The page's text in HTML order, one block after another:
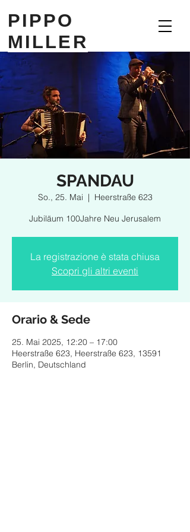
PIPPO
MILLER
SPANDAU
So., 25. Mai
  |
Heerstraße 623
Jubiläum 100Jahre Neu Jerusalem
La registrazione è stata chiusa
Scopri gli altri eventi
Orario & Sede
25. Mai 2025, 12:20 – 17:00
Heerstraße 623, Heerstraße 623, 13591
Berlin, Deutschland